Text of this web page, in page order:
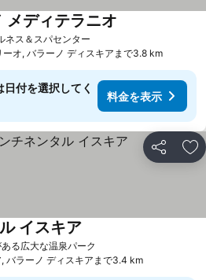
ネス＆スパセンター
メディテラニオ
ーオ, バラーノ ディスキアまで3.8 km
付を選択してく
料金を表示
シェア お
る広大な温泉パーク
イスキア
, バラーノ ディスキアまで3.4 km